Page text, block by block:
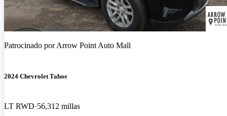
Patrocinado porArrow Point Auto Mall
2024 Chevrolet Tahoe
LT RWD 56,312 millas